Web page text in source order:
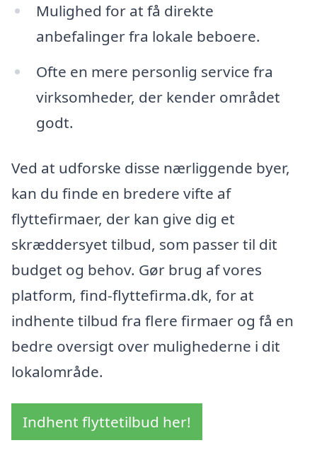
Mulighed for at få direkte
anbefalinger fra lokale beboere.
Ofte en mere personlig service fra
virksomheder, der kender området
godt.
Ved at udforske disse nærliggende byer,
kan du finde en bredere vifte af
flyttefirmaer, der kan give dig et
skræddersyet tilbud, som passer til dit
budget og behov. Gør brug af vores
platform, find-flyttefirma.dk, for at
indhente tilbud fra flere firmaer og få en
bedre oversigt over mulighederne i dit
lokalområde.
Indhent flyttetilbud her!